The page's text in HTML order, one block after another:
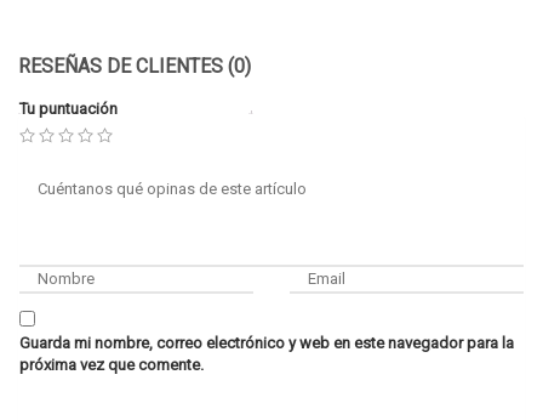
RESEÑAS DE CLIENTES (0)
Tu puntuación
Guarda mi nombre, correo electrónico y web en este navegador para la
próxima vez que comente.